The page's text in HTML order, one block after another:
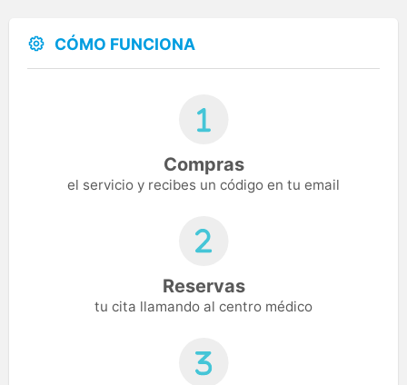
CÓMO FUNCIONA
Compras
el servicio y recibes un código en tu email
Reservas
tu cita llamando al centro médico